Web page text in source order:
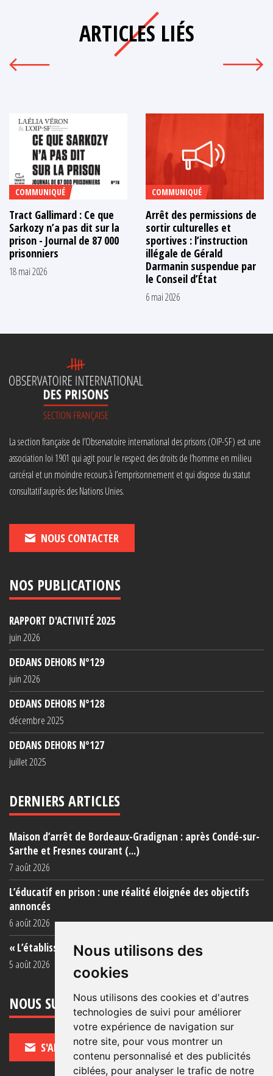
Nous utilisons des
cookies
Nous utilisons des cookies et d'autres
technologies de suivi pour améliorer
votre expérience de navigation sur
notre site, pour vous montrer un
contenu personnalisé et des publicités
ciblées, pour analyser le trafic de notre
ARTICLES LIÉS
COMMUNIQUÉ
Tract Gallimard : Ce que
Sarkozy n’a pas dit sur la
prison - Journal de 87 000
prisonniers
18 mai 2026
COMMUNIQUÉ
Arrêt des permissions de
sortir culturelles et
sportives : l’instruction
illégale de Gérald
Darmanin suspendue par
le Conseil d’État
6 mai 2026
La section française de l’Observatoire international des prisons (OIP-SF) est une
association loi 1901 qui agit pour le respect des droits de l’homme en milieu
carcéral et un moindre recours à l’emprisonnement et qui dispose du statut
consultatif auprès des Nations Unies.
NOUS CONTACTER
NOS PUBLICATIONS
RAPPORT D'ACTIVITÉ 2025
juin 2026
DEDANS DEHORS N°129
juin 2026
DEDANS DEHORS N°128
décembre 2025
DEDANS DEHORS N°127
juillet 2025
DERNIERS ARTICLES
Maison d’arrêt de Bordeaux-Gradignan : après Condé-sur-
Sarthe et Fresnes courant (...)
7 août 2026
L’éducatif en prison : une réalité éloignée des objectifs
annoncés
6 août 2026
« L’établissement est une porcherie totale »
5 août 2026
NOUS SUIVRE
S'ABONNER